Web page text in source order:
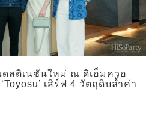
ดสติเนชันใหม่ ณ ดิเอ็มควอ
เสิร์ฟ 4 วัตถุดิบล้ำค่า